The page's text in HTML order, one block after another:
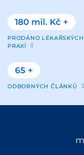
180 mil. Kč +
PRODÁNO LÉKAŘSKÝCH
PRAXÍ
65 +
ODBORNÝCH ČLÁNKŮ